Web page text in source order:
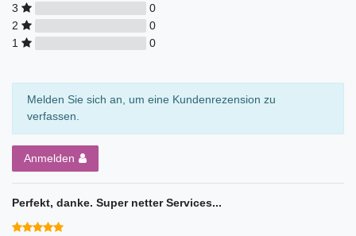
3
0
2
0
1
0
Melden Sie sich an, um eine Kundenrezension zu
verfassen.
Anmelden
Perfekt, danke. Super netter Services...